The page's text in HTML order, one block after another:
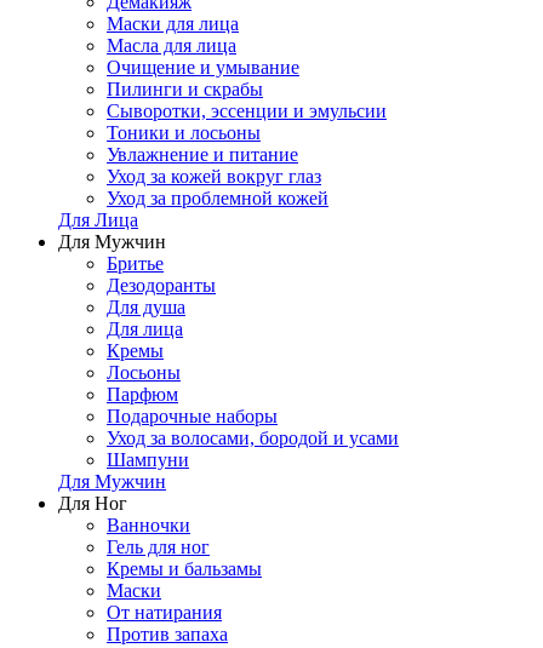
Маски для лица
Масла для лица
Очищение и умывание
Пилинги и скрабы
Сыворотки, эссенции и эмульсии
Тоники и лосьоны
Увлажнение и питание
Уход за кожей вокруг глаз
Уход за проблемной кожей
Для Лица
Для Мужчин
Бритье
Дезодоранты
Для душа
Для лица
Кремы
Лосьоны
Парфюм
Подарочные наборы
Уход за волосами, бородой и усами
Шампуни
Для Мужчин
Для Ног
Ванночки
Гель для ног
Кремы и бальзамы
Маски
От натирания
Против запаха